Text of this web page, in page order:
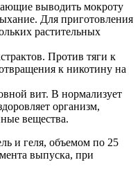
выводить мокроту
Для приготовления
растительных
Против тяги к
к никотину на
вит. B нормализует
организм,
вещества.
и геля, объемом по 25
выпуска, при